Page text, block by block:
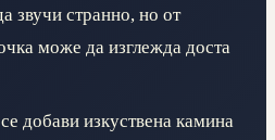
звучи странно, но от
може да изглежда доста
добави изкуствена камина